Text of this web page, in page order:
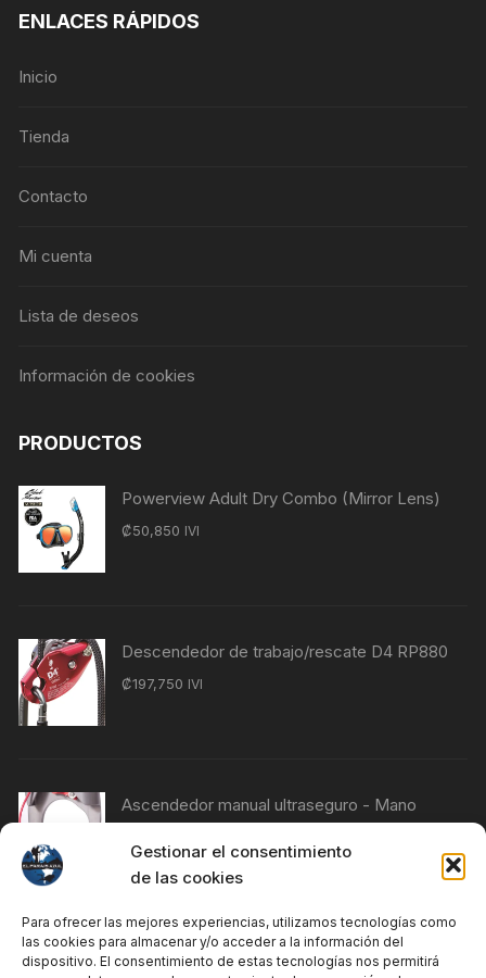
Gestionar el consentimiento
de las cookies
Para ofrecer las mejores experiencias, utilizamos tecnologías como
las cookies para almacenar y/o acceder a la información del
dispositivo. El consentimiento de estas tecnologías nos permitirá
ENLACES RÁPIDOS
Inicio
Tienda
Contacto
Mi cuenta
Lista de deseos
Información de cookies
PRODUCTOS
Powerview Adult Dry Combo (Mirror Lens)
₡50,850 IVI
Descendedor de trabajo/rescate D4 RP880
₡197,750 IVI
Ascendedor manual ultraseguro - Mano
76,840
Ascendedor manual Ultrasafe - Mano